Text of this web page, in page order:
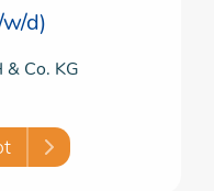
d)
& Co. KG